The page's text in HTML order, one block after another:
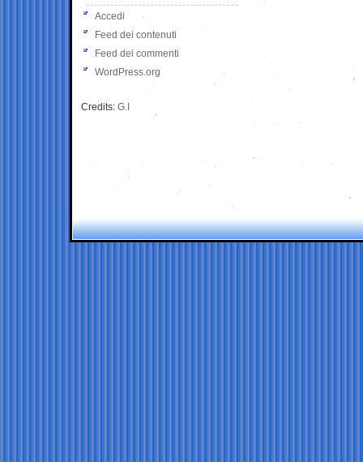
Accedi
Feed dei contenuti
Feed dei commenti
WordPress.org
Credits: G.I